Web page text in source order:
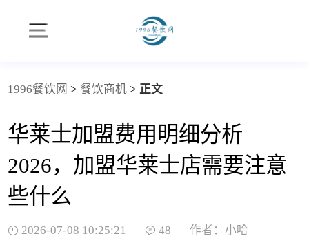
1996餐饮网 > 餐饮商机> 正文
华莱士加盟费用明细分析
2026，加盟华莱士店需要注意
些什么
2026-07-08 10:25:21 48 作者：小哈